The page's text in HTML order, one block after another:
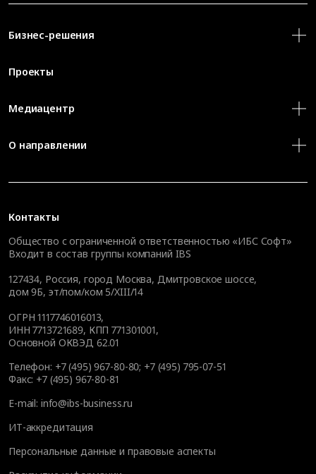
Контакты
Общество с ограниченной ответственностью «ИБС Софт»
Входит в состав группы компаний IBS
127434, Россия, город Москва, Дмитровское шоссе,
дом 9Б, эт/пом/ком 5/XIII/14
ОГРН 1117746016013,
ИНН 7713721689, КПП 771301001,
Основной ОКВЭД 62.01
Телефон: +7 (495) 967-80-80; +7 (495) 795-07-51
Факс: +7 (495) 967-80-81
E-mail: info@ibs-business.ru
ИТ-аккредитация
Персональные данные и правовые аспекты
Бизнес-решения
Проекты
Медиацентр
О направлении